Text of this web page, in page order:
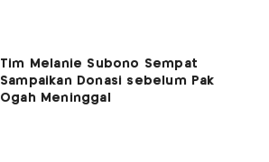
Tim Melanie Subono Sempat
Sampaikan Donasi sebelum Pak
Ogah Meninggal